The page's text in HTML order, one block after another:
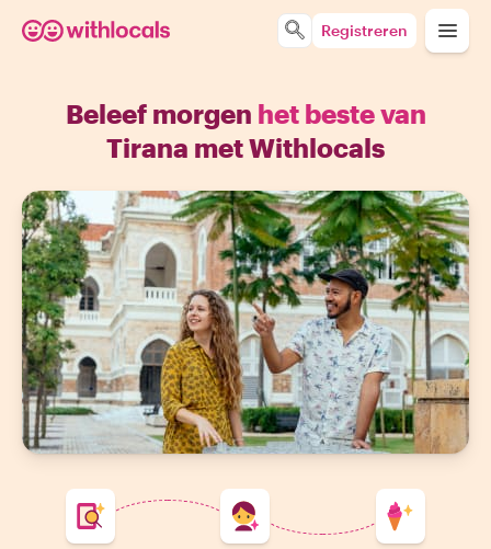
Registreren
Beleef morgen het beste van
Tirana met Withlocals